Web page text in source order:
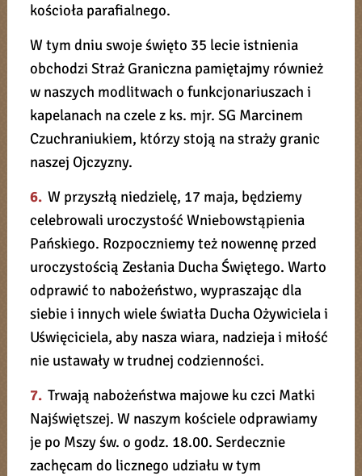
kościoła parafialnego.
W tym dniu swoje święto 35 lecie istnienia
obchodzi Straż Graniczna pamiętajmy również
w naszych modlitwach o funkcjonariuszach i
kapelanach na czele z ks. mjr. SG Marcinem
Czuchraniukiem, którzy stoją na straży granic
naszej Ojczyzny.
6. W przyszłą niedzielę, 17 maja, będziemy
celebrowali uroczystość Wniebowstąpienia
Pańskiego. Rozpoczniemy też nowennę przed
uroczystością Zesłania Ducha Świętego. Warto
odprawić to nabożeństwo, wypraszając dla
siebie i innych wiele światła Ducha Ożywiciela i
Uświęciciela, aby nasza wiara, nadzieja i miłość
nie ustawały w trudnej codzienności.
7. Trwają nabożeństwa majowe ku czci Matki
Najświętszej. W naszym kościele odprawiamy
je po Mszy św. o godz. 18.00. Serdecznie
zachęcam do licznego udziału w tym